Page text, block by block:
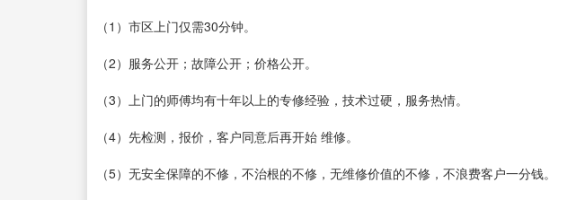
（1）市区上门仅需30分钟。
（2）服务公开；故障公开；价格公开。
（3）上门的师傅均有十年以上的专修经验，技术过硬，服务热情。
（4）先检测，报价，客户同意后再开始 维修。
（5）无安全保障的不修，不治根的不修，无维修价值的不修，不浪费客户一分钱。